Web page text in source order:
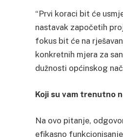
“Prvi koraci bit će
nastavak započetih
fokus bit će na
konkretnih mjera za
dužnosti općinskog
Koji su vam trenutno
Na ovo pitanje,
efikasno